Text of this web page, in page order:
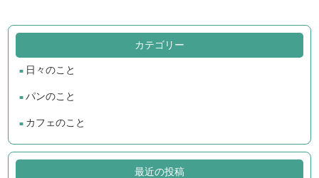
カテゴリー
日々のこと
パンのこと
カフェのこと
最近の投稿